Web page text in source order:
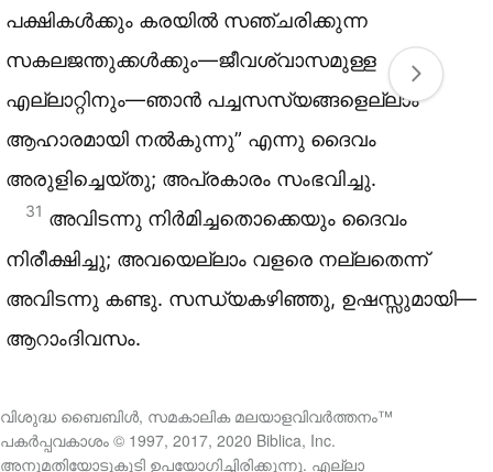
പക്ഷികൾക്കും കരയിൽ സഞ്ചരിക്കുന്ന
സകലജന്തുക്കൾക്കും—ജീവശ്വാസമുള്ള
എല്ലാറ്റിനും—ഞാൻ പച്ചസസ്യങ്ങളെല്ലാം
ആഹാരമായി നൽകുന്നു” എന്നു ദൈവം
അരുളിച്ചെയ്തു; അപ്രകാരം സംഭവിച്ചു.
31 അവിടന്നു നിർമിച്ചതൊക്കെയും ദൈവം
നിരീക്ഷിച്ചു; അവയെല്ലാം വളരെ നല്ലതെന്ന്
അവിടന്നു കണ്ടു. സന്ധ്യകഴിഞ്ഞു, ഉഷസ്സുമായി—
ആറാംദിവസം.
വിശുദ്ധ ബൈബിൾ, സമകാലിക മലയാളവിവർത്തനം™
പകർപ്പവകാശം © 1997, 2017, 2020 Biblica, Inc.
അനുമതിയോടുകൂടി ഉപയോഗിച്ചിരിക്കുന്നു. എല്ലാ